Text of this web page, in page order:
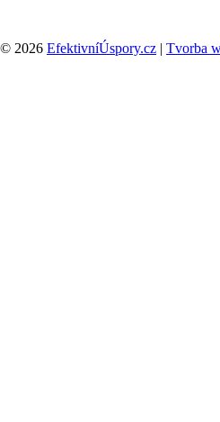
© 2026 EfektivníÚspory.cz | Tvorba